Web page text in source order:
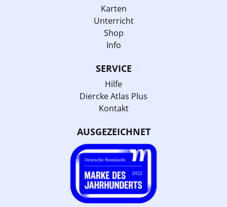
Karten
Unterricht
Shop
Info
SERVICE
Hilfe
Diercke Atlas Plus
Kontakt
AUSGEZEICHNET